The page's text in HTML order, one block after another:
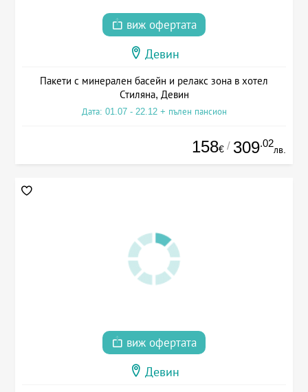
виж офертата
Девин
Пакети с минерален басейн и релакс зона в хотел
Стиляна, Девин
Дата: 01.07 - 22.12 + пълен пансион
158€ / 309.02
лв.
виж офертата
Девин